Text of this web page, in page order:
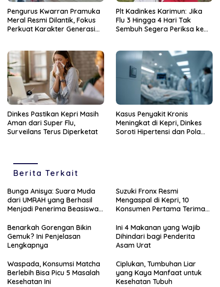
Pengurus Kwarran Pramuka
Meral Resmi Dilantik, Fokus
Perkuat Karakter Generasi
Plt Kadinkes Karimun: Jika
Flu 3 Hingga 4 Hari Tak
Sembuh Segera Periksa ke
Dinkes Pastikan Kepri Masih
Aman dari Super Flu,
Surveilans Terus Diperketat
Kasus Penyakit Kronis
Meningkat di Kepri, Dinkes
Soroti Hipertensi dan Pola
Berita Terkait
Bunga Anisya: Suara Muda
dari UMRAH yang Berhasil
Menjadi Penerima Beasiswa
Suzuki Fronx Resmi
Mengaspal di Kepri, 10
Konsumen Pertama Terima
Benarkah Gorengan Bikin
Gemuk? Ini Penjelasan
Lengkapnya
Ini 4 Makanan yang Wajib
Dihindari bagi Penderita
Asam Urat
Waspada, Konsumsi Matcha
Berlebih Bisa Picu 5 Masalah
Kesehatan Ini
Ciplukan, Tumbuhan Liar
yang Kaya Manfaat untuk
Kesehatan Tubuh